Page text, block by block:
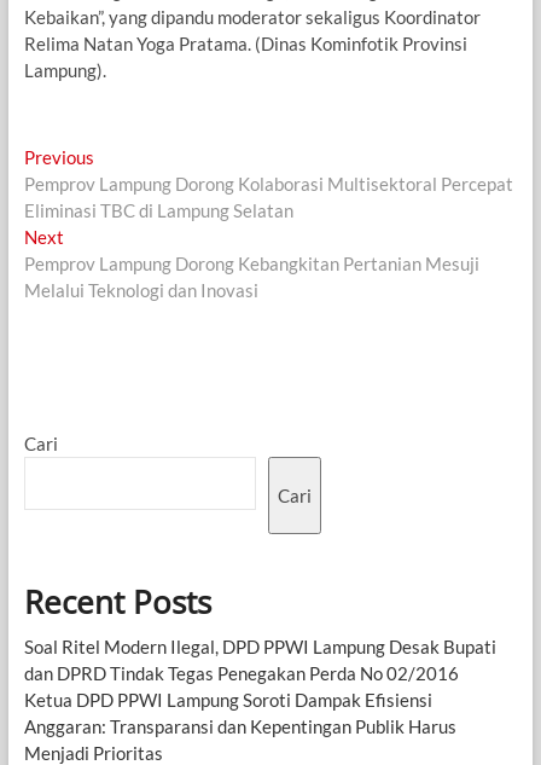
Kebaikan”, yang dipandu moderator sekaligus Koordinator
Relima Natan Yoga Pratama. (Dinas Kominfotik Provinsi
Lampung).
Navigasi
pos
PreviousPrevious
post:
Pemprov Lampung Dorong Kolaborasi Multisektoral Percepat
Eliminasi TBC di Lampung Selatan
NextNext
post:
Pemprov Lampung Dorong Kebangkitan Pertanian Mesuji
Melalui Teknologi dan Inovasi
Cari
Cari
Recent Posts
Soal Ritel Modern Ilegal, DPD PPWI Lampung Desak Bupati
dan DPRD Tindak Tegas Penegakan Perda No 02/2016
Ketua DPD PPWI Lampung Soroti Dampak Efisiensi
Anggaran: Transparansi dan Kepentingan Publik Harus
Menjadi Prioritas